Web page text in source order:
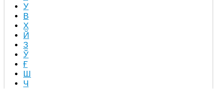
У
В
Х
Й
З
Ў
Ғ
Ш
Ч